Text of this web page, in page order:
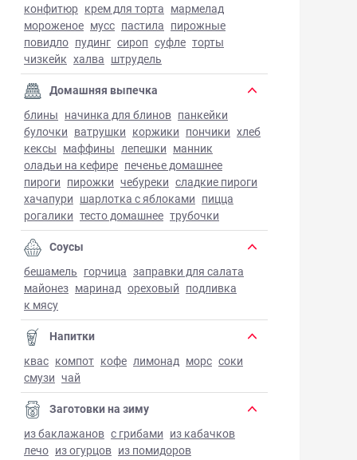
конфитюр крем для торта мармелад
мороженое мусс пастила пирожные
повидло пудинг сироп суфле торты
чизкейк халва штрудель
Домашняя выпечка
блины начинка для блинов панкейки
булочки ватрушки коржики пончики хлеб
кексы маффины лепешки манник
оладьи на кефире печенье домашнее
пироги пирожки чебуреки сладкие пироги
хачапури шарлотка с яблоками пицца
рогалики тесто домашнее трубочки
Соусы
бешамель горчица заправки для салата
майонез маринад ореховый подливка
к мясу
Напитки
квас компот кофе лимонад морс соки
смузи чай
Заготовки на зиму
из баклажанов с грибами из кабачков
лечо из огурцов из помидоров